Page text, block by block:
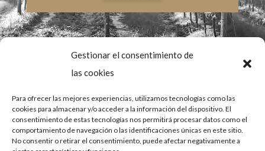
Gestionar el consentimiento de
las cookies
Para ofrecer las mejores experiencias, utilizamos tecnologías como las
cookies para almacenar y/o acceder a la información del dispositivo. El
consentimiento de estas tecnologías nos permitirá procesar datos como el
comportamiento de navegación o las identificaciones únicas en este sitio.
No consentir o retirar el consentimiento, puede afectar negativamente a